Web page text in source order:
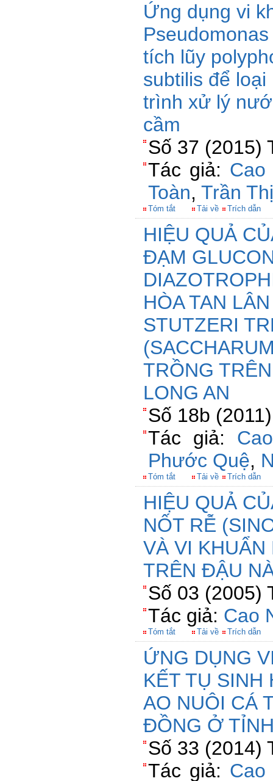
Ứng dụng vi
tích lũy
subtilis để
trình xử lý
cầm
Số 37 (2015)
Tác giả:
Toàn, Trần
Tóm tắt Tải về Trích dẫn
HIỆU QUẢ
ĐẠM
HÒA TAN
STUTZERI
TRỒNG
LONG AN
Số 18b
Tác giả:
Phước Quệ,
Tóm tắt Tải về Trích dẫn
HIỆU QUẢ
NỐT RỄ
VÀ VI KHUẨN
TRÊN ĐẬU
Số 03 (2005)
Tác giả: Cao
Tóm tắt Tải về Trích dẫn
ỨNG DỤNG
KẾT TỤ
AO NUÔI CÁ
ĐỒNG Ở
Số 33 (2014)
Tác giả: